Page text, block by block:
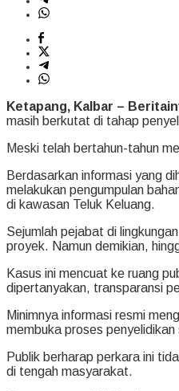
Ketapang, Kalbar –
masih berkutat di tahap
Meski telah bertahun-tahun
Berdasarkan informasi yang
melakukan pengumpulan
di kawasan Teluk Keluang.
Sejumlah pejabat di
proyek. Namun demikian,
Kasus ini mencuat ke ruang
dipertanyakan, transparansi
Minimnya informasi resmi
membuka proses
Publik berharap perkara ini
di tengah masyarakat.